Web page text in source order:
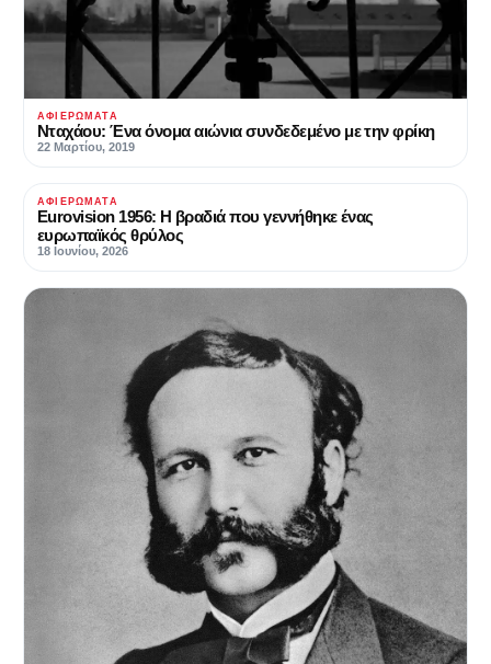
ΑΦΙΕΡΏΜΑΤΑ
Νταχάου: Ένα όνομα αιώνια συνδεδεμένο με την φρίκη
22 Μαρτίου, 2019
ΑΦΙΕΡΏΜΑΤΑ
Eurovision 1956: Η βραδιά που γεννήθηκε ένας
ευρωπαϊκός θρύλος
18 Ιουνίου, 2026